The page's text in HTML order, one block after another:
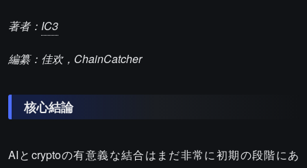
著者： IC3
編纂：佳欢，ChainCatcher
核心結論
AIとcryptoの有意義な結合はまだ非常に初期の段階にあ